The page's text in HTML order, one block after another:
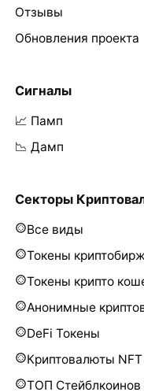
Отзывы
Обновления проекта
Сигналы
📈 Памп
📉 Дамп
Секторы
Все виды
Токены криптобирж
Токены крипто
Анонимные
DeFi Токены
Криптовалюты NFT
ТОП Стейблкоинов